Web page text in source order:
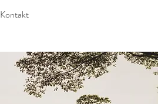
Kontakt